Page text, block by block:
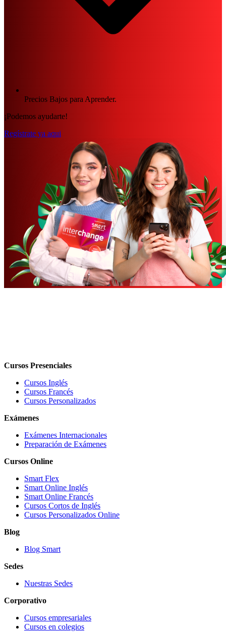
Precios Bajos para Aprender.
¡Podemos ayudarte!
Regístrate ya aqui
Cursos Presenciales
Cursos Inglés
Cursos Francés
Cursos Personalizados
Exámenes
Exámenes Internacionales
Preparación de Exámenes
Cursos Online
Smart Flex
Smart Online Inglés
Smart Online Francés
Cursos Cortos de Inglés
Cursos Personalizados Online
Blog
Blog Smart
Sedes
Nuestras Sedes
Corporativo
Cursos empresariales
Cursos en colegios